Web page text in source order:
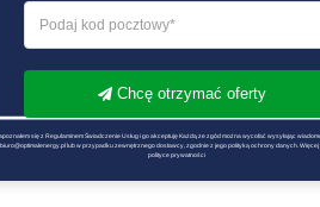
Chcę otrzymać oferty
się z Regulaminem Świadczenie Usług i go akceptuję Każdą ze zgód można wycofać wysyłając
biuro@optimalenergy.pl lub w przypadku zewnętrznego dostawcy, zgodnie z jego polityką ochrony danych. Więcej
polityce prywatności